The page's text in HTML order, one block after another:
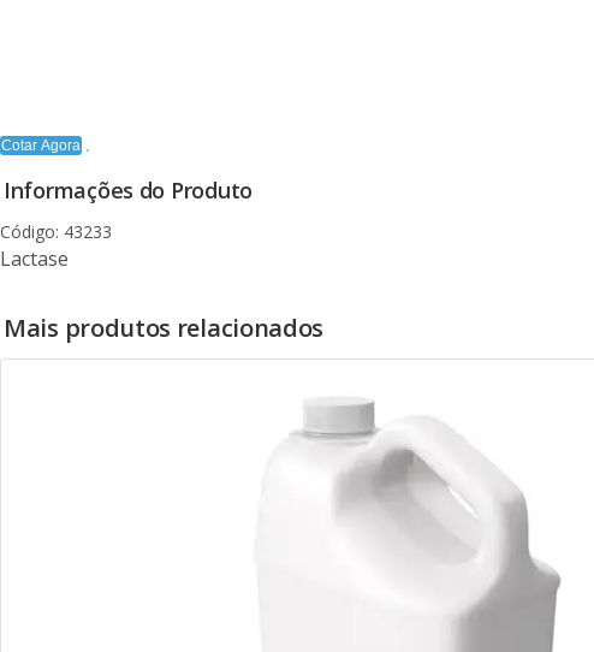
Cotar Agora
Informações do Produto
Código: 43233
Lactase
Mais produtos relacionados